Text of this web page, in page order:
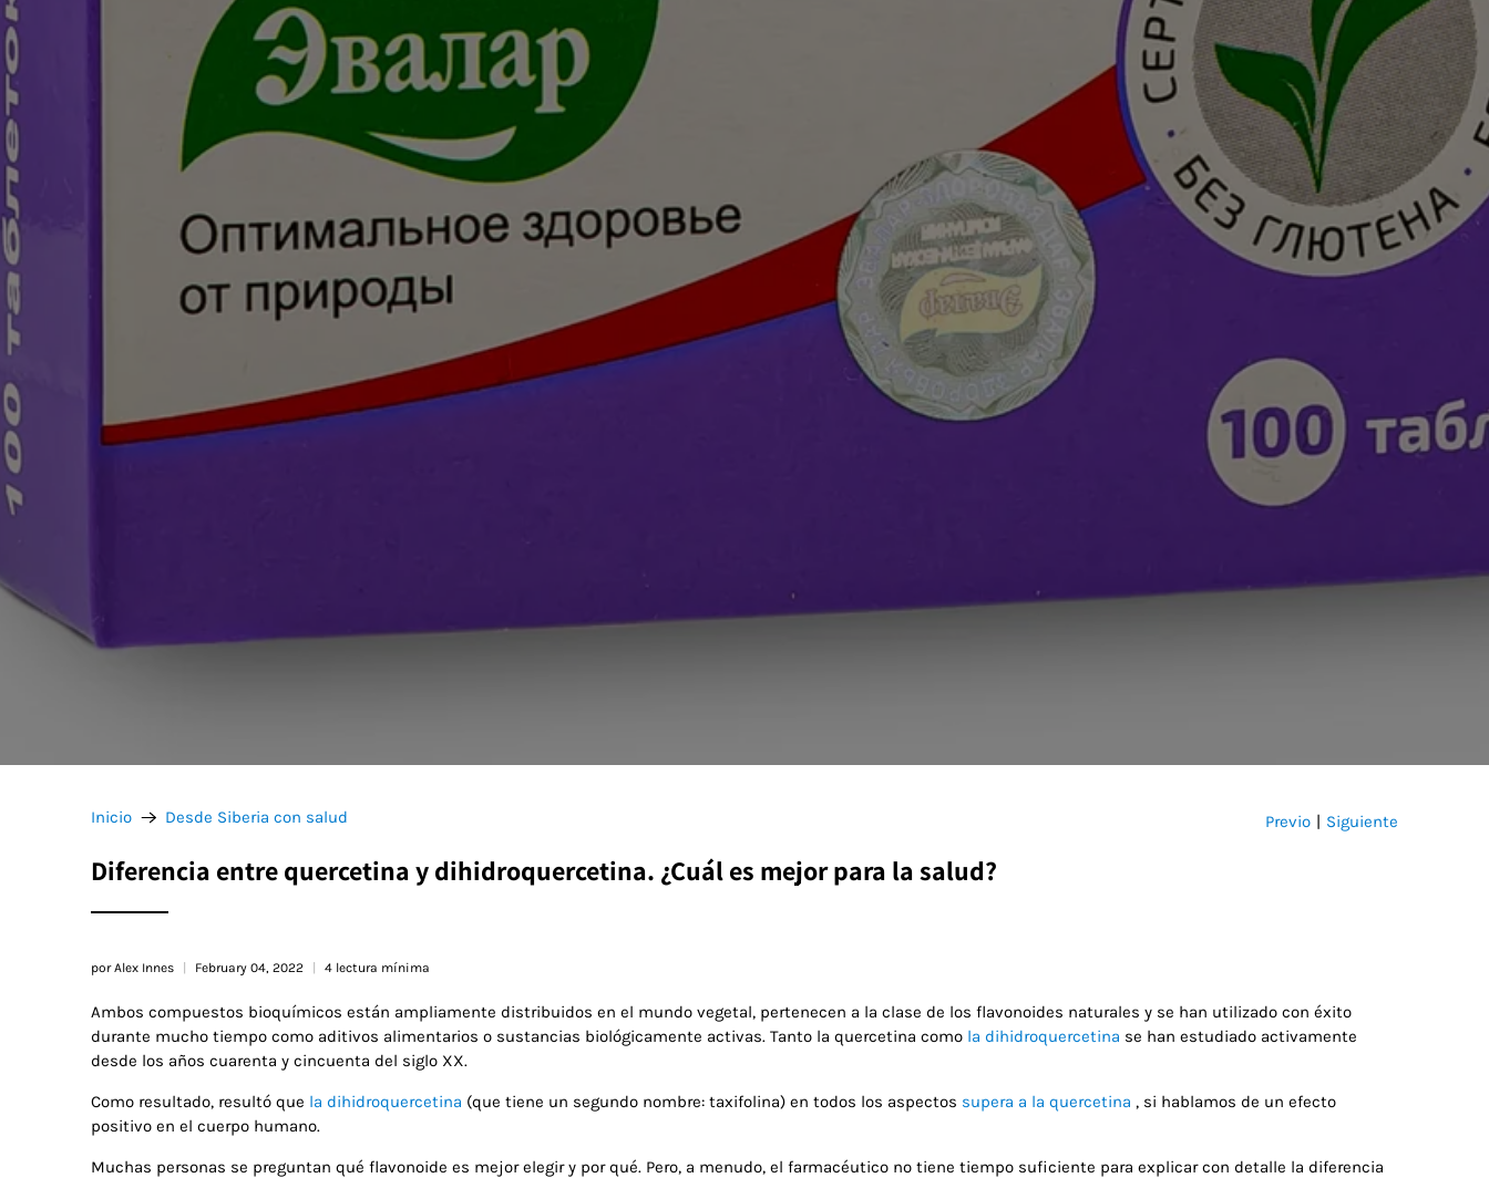
Inicio Desde Siberia con salud Previo | Siguiente
Diferencia entre quercetina y dihidroquercetina. ¿Cuál es mejor para la salud?
por Alex Innes February 04, 2022 4 lectura mínima
Ambos compuestos bioquímicos están ampliamente distribuidos en el mundo vegetal, pertenecen a la clase de los flavonoides naturales y se han utilizado con éxito
durante mucho tiempo como aditivos alimentarios o sustancias biológicamente activas. Tanto la quercetina como la dihidroquercetina se han estudiado activamente
desde los años cuarenta y cincuenta del siglo XX.
Como resultado, resultó que la dihidroquercetina (que tiene un segundo nombre: taxifolina) en todos los aspectos supera a la quercetina , si hablamos de un efecto
positivo en el cuerpo humano.
Muchas personas se preguntan qué flavonoide es mejor elegir y por qué. Pero, a menudo, el farmacéutico no tiene tiempo suficiente para explicar con detalle la diferencia